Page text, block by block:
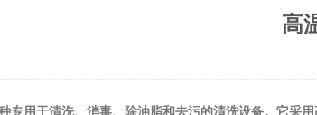
高
专用于清洗、消毒、除油脂和去污的清洗设备。它采